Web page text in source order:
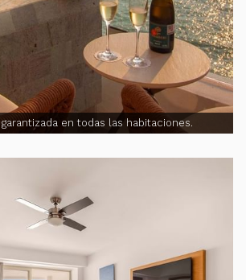
en todas las habitaciones.